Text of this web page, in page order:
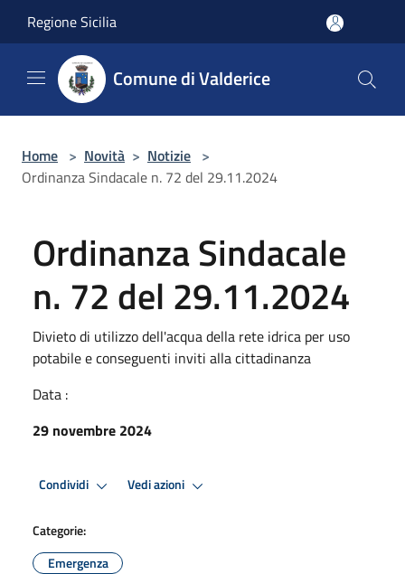
Regione Sicilia
Comune di Valderice
Home > Novità > Notizie >
Ordinanza Sindacale n. 72 del 29.11.2024
Ordinanza Sindacale
n. 72 del 29.11.2024
Divieto di utilizzo dell'acqua della rete idrica per uso
potabile e conseguenti inviti alla cittadinanza
Data :
29 novembre 2024
Condividi Vedi azioni
Categorie:
Emergenza